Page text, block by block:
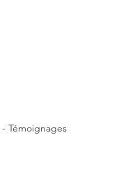
Témoignages